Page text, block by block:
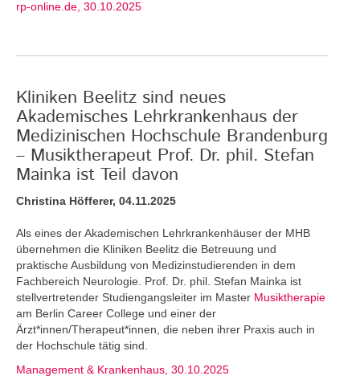
rp-online.de, 30.10.2025
Kliniken Beelitz sind neues
Akademisches Lehrkrankenhaus der
Medizinischen Hochschule Brandenburg
– Musiktherapeut Prof. Dr. phil. Stefan
Mainka ist Teil davon
Christina Höfferer, 04.11.2025
Als eines der Akademischen Lehrkrankenhäuser der MHB
übernehmen die Kliniken Beelitz die Betreuung und
praktische Ausbildung von Medizinstudierenden in dem
Fachbereich Neurologie. Prof. Dr. phil. Stefan Mainka ist
stellvertretender Studiengangsleiter im Master Musiktherapie
am Berlin Career College und einer der
Ärzt*innen/Therapeut*innen, die neben ihrer Praxis auch in
der Hochschule tätig sind.
Management & Krankenhaus, 30.10.2025